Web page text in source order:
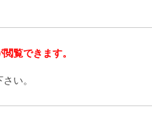
覧できます。
い。